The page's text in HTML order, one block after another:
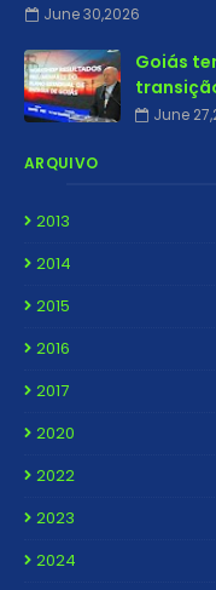
June 30,2026
Goiás
June
ARQUIVO
2013
2014
2015
2016
2017
2020
2022
2023
2024